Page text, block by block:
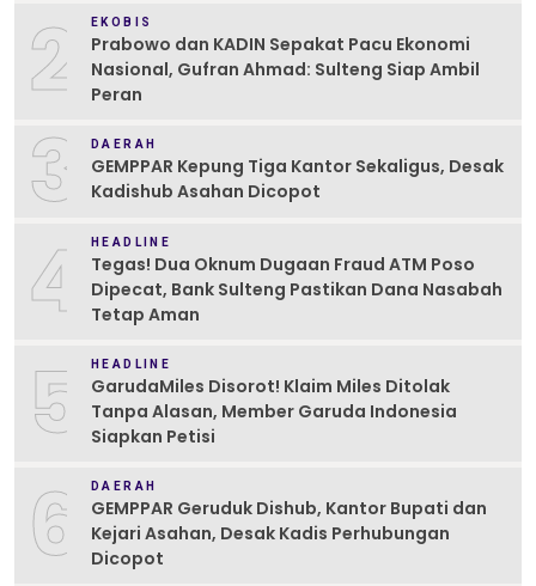
2 EKOBIS
Prabowo dan KADIN Sepakat Pacu Ekonomi
Nasional, Gufran Ahmad: Sulteng Siap Ambil
Peran
3 DAERAH
GEMPPAR Kepung Tiga Kantor Sekaligus, Desak
Kadishub Asahan Dicopot
4 HEADLINE
Tegas! Dua Oknum Dugaan Fraud ATM Poso
Dipecat, Bank Sulteng Pastikan Dana Nasabah
Tetap Aman
5 HEADLINE
GarudaMiles Disorot! Klaim Miles Ditolak
Tanpa Alasan, Member Garuda Indonesia
Siapkan Petisi
6 DAERAH
GEMPPAR Geruduk Dishub, Kantor Bupati dan
Kejari Asahan, Desak Kadis Perhubungan
Dicopot